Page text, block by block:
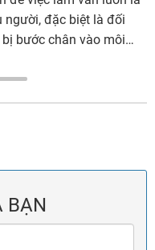
với các nhà tuyển
người, đặc biệt là đối
hàng triệu bộ hồ sơ
ý? Hãy cùng xem